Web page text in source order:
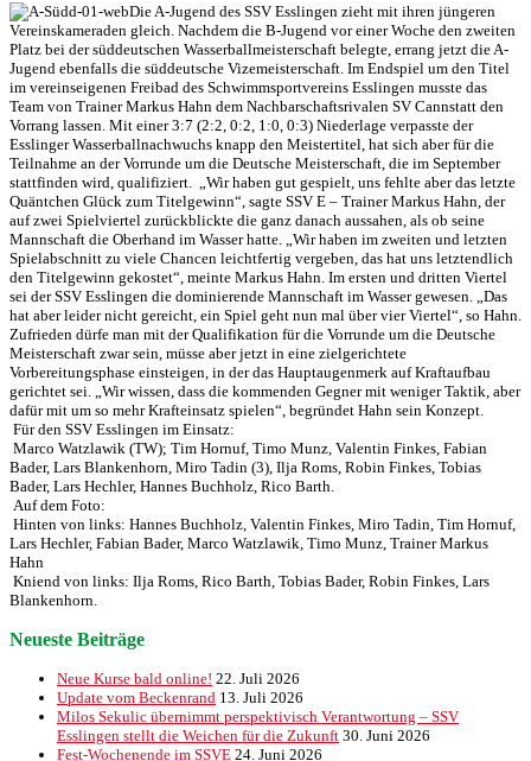
Die A-Jugend des SSV Esslingen zieht mit ihren jüngeren
Vereinskameraden gleich. Nachdem die B-Jugend vor einer Woche den zweiten
Platz bei der süddeutschen Wasserballmeisterschaft belegte, errang jetzt die A-
Jugend ebenfalls die süddeutsche Vizemeisterschaft. Im Endspiel um den Titel
im vereinseigenen Freibad des Schwimmsportvereins Esslingen musste das
Team von Trainer Markus Hahn dem Nachbarschaftsrivalen SV Cannstatt den
Vorrang lassen. Mit einer 3:7 (2:2, 0:2, 1:0, 0:3) Niederlage verpasste der
Esslinger Wasserballnachwuchs knapp den Meistertitel, hat sich aber für die
Teilnahme an der Vorrunde um die Deutsche Meisterschaft, die im September
stattfinden wird, qualifiziert.
„Wir haben gut gespielt, uns fehlte aber das letzte
Quäntchen Glück zum Titelgewinn“, sagte SSV E – Trainer Markus Hahn, der
auf zwei Spielviertel zurückblickte die ganz danach aussahen, als ob seine
Mannschaft die Oberhand im Wasser hatte. „Wir haben im zweiten und letzten
Spielabschnitt zu viele Chancen leichtfertig vergeben, das hat uns letztendlich
den Titelgewinn gekostet“, meinte Markus Hahn. Im ersten und dritten Viertel
sei der SSV Esslingen die dominierende Mannschaft im Wasser gewesen. „Das
hat aber leider nicht gereicht, ein Spiel geht nun mal über vier Viertel“, so Hahn.
Zufrieden dürfe man mit der Qualifikation für die Vorrunde um die Deutsche
Meisterschaft zwar sein, müsse aber jetzt in eine zielgerichtete
Vorbereitungsphase einsteigen, in der das Hauptaugenmerk auf Kraftaufbau
gerichtet sei. „Wir wissen, dass die kommenden Gegner mit weniger Taktik, aber
dafür mit um so mehr Krafteinsatz spielen“, begründet Hahn sein Konzept.
Für den SSV Esslingen im Einsatz:
Marco Watzlawik (TW); Tim Hornuf, Timo Munz, Valentin Finkes, Fabian
Bader, Lars Blankenhorn, Miro Tadin (3), Ilja Roms, Robin Finkes, Tobias
Bader, Lars Hechler, Hannes Buchholz, Rico Barth.
Auf dem Foto:
Hinten von links: Hannes Buchholz, Valentin Finkes, Miro Tadin, Tim Hornuf,
Lars Hechler, Fabian Bader, Marco Watzlawik, Timo Munz, Trainer Markus
Hahn
Kniend von links: Ilja Roms, Rico Barth, Tobias Bader, Robin Finkes, Lars
Blankenhorn.
Neueste Beiträge
Neue Kurse bald online! 22. Juli 2026
Update vom Beckenrand 13. Juli 2026
Milos Sekulic übernimmt perspektivisch Verantwortung – SSV
Esslingen stellt die Weichen für die Zukunft 30. Juni 2026
Fest-Wochenende im SSVE 24. Juni 2026